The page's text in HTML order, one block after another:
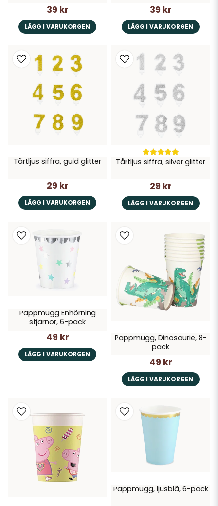
39 kr
LÄGG I VARUKORGEN
39 kr
LÄGG I VARUKORGEN
Tårtljus siffra, guld glitter
29 kr
LÄGG I VARUKORGEN
Tårtljus siffra, silver glitter
29 kr
LÄGG I VARUKORGEN
Pappmugg Enhörning
stjärnor, 6-pack
49 kr
LÄGG I VARUKORGEN
Pappmugg, Dinosaurie, 8-
pack
49 kr
LÄGG I VARUKORGEN
Pappmugg, ljusblå, 6-pack